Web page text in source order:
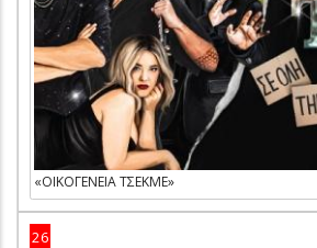
«ΟΙΚΟΓΕΝΕΙΑ ΤΣΕΚΜΕ»
26